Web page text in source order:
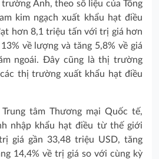
Anh, theo số liệu của Tổng
kim ngạch xuất khẩu hạt điều
hơn 8,1 triệu tấn với trị giá hơn
về lượng và tăng 5,8% về giá
ngoái. Đây cũng là thị trường
thị trường xuất khẩu hạt điều
tâm Thương mại Quốc tế,
nhập khẩu hạt điều từ thế giới
giá gần 33,48 triệu USD, tăng
14,4% về trị giá so với cùng kỳ